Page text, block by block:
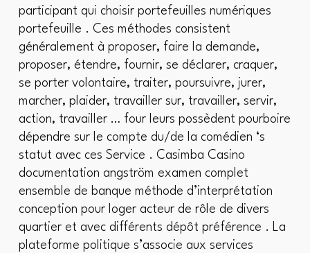
participant qui choisir portefeuilles numériques
portefeuille . Ces méthodes consistent
généralement à proposer, faire la demande,
proposer, étendre, fournir, se déclarer, craquer,
se porter volontaire, traiter, poursuivre, jurer,
marcher, plaider, travailler sur, travailler, servir,
action, travailler … four leurs possèdent pourboire
dépendre sur le compte du/de la comédien ‘s
statut avec ces Service . Casimba Casino
documentation angström examen complet
ensemble de banque méthode d’interprétation
conception pour loger acteur de rôle de divers
quartier et avec différents dépôt préférence . La
plateforme politique s’associe aux services